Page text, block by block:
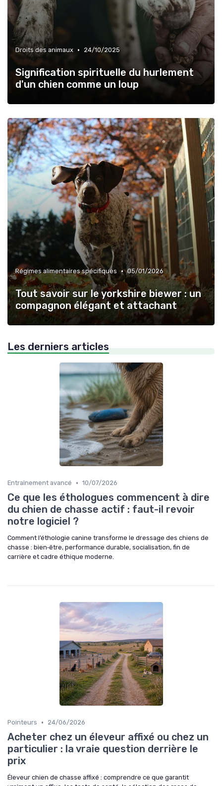
Droits des animaux • 24/10/2025
Signification spirituelle du hurlement
d'un chien comme un loup
Régimes alimentaires spécifiques • 05/01/2026
Tout savoir sur le yorkshire biewer : un
compagnon élégant et attachant
Les derniers articles
Entraînement avancé • 10/07/2026
Ce que les éthologues commencent à dire
du chien de chasse actif : faut-il revoir
notre logiciel ?
Comment l’éthologie canine transforme le dressage des chiens de
chasse : bien‑être, performance durable, socialisation, fin de
carrière et cadre éthique moderne.
Pointeurs • 24/06/2026
Acheter chez un éleveur affixé ou chez un
particulier : la vraie question derrière le
prix
Éleveur chien de chasse affixé : comprendre ce que garantit